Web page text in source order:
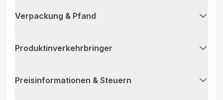
Verpackung & Pfand
Produktinverkehrbringer
Preisinformationen & Steuern